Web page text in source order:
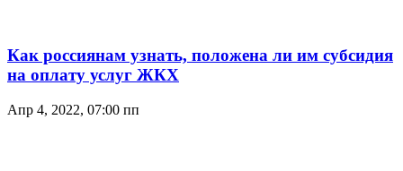
Как россиянам узнать, положена ли им субсидия
на оплату услуг ЖКХ
Апр 4, 2022, 07:00 пп